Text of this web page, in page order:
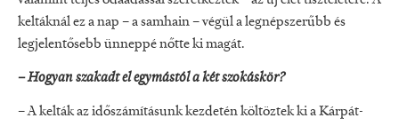
keltáknál ez a nap – a samhain – végül a legnépszerűbb és
legjelentősebb ünneppé nőtte ki magát.
– Hogyan szakadt el egymástól a két szokáskör?
– A kelták az időszámításunk kezdetén költöztek ki a Kárpát-